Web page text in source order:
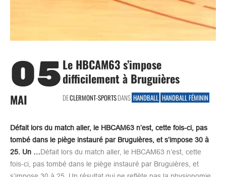
05
MAI
Le HBCAM63 s’impose
difficilement à Bruguières
DECLERMONT-SPORTSDANS HANDBALL HANDBALL FÉMININ
Défait lors du match aller, le HBCAM63 n’est, cette fois-ci, pas
tombé dans le piège instauré par Bruguières, et s’impose 30 à
25. Un …Défait lors du match aller, le HBCAM63 n’est, cette
fois-ci, pas tombé dans le piège instauré par Bruguières, et